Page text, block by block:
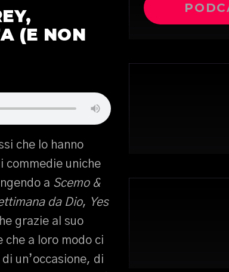
(E NON
che lo hanno
uniche
a Scemo &
da Dio, Yes
grazie al suo
a loro modo ci
un’occasione, di